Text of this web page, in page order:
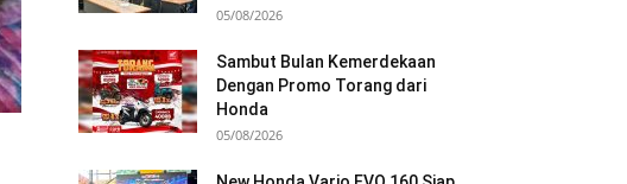
05/08/2026
Sambut Bulan Kemerdekaan
Dengan Promo Torang dari
Honda
05/08/2026